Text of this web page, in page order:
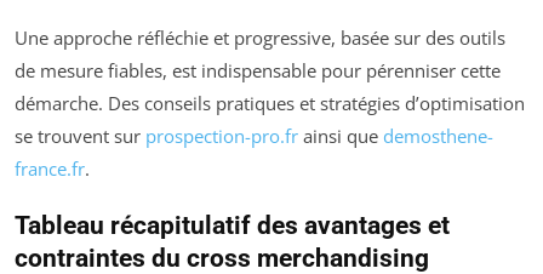
Une approche réfléchie et progressive, basée sur des outils
de mesure fiables, est indispensable pour pérenniser cette
démarche. Des conseils pratiques et stratégies d’optimisation
se trouvent sur prospection-pro.fr ainsi que demosthene-
france.fr.
Tableau récapitulatif des avantages et
contraintes du cross merchandising